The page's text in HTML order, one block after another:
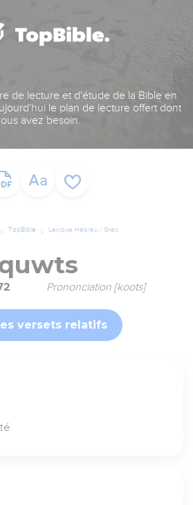
de lecture et d'étude de la Bible en
le plan de lecture offert dont
avez besoin.
TopBible Lexique Hébreu / Grec
Prononciation [koots]
versets relatifs